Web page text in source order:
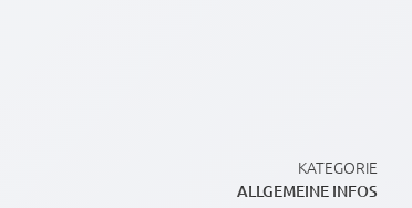
KATEGORIE
ALLGEMEINE INFOS